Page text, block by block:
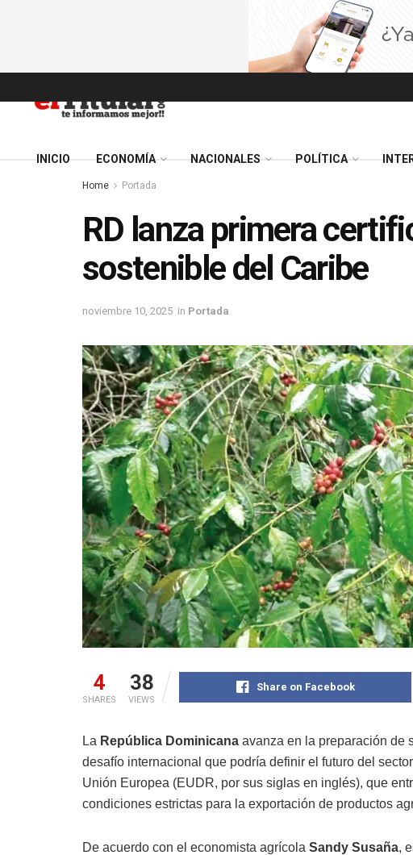
INICIO ECONOMÍA NACIONALES POLÍTICA
Home Portada
RD lanza primera
sostenible del Caribe
noviembre 10, 2025 in Portada
4
SHARES
38
VIEWS
Share on Facebook
La República Dominicana avanza en la preparación de
desafío internacional que podría definir el futuro del
Unión Europea (EUDR, por sus siglas en inglés), que
condiciones estrictas para la exportación de productos
De acuerdo con el economista agrícola Sandy Susaña,